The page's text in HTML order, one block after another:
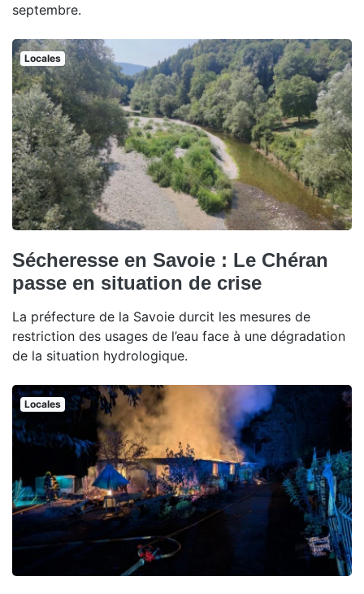
septembre.
Locales
Sécheresse en Savoie : Le Chéran
passe en situation de crise
La préfecture de la Savoie durcit les mesures de
restriction des usages de l’eau face à une dégradation
de la situation hydrologique.
Locales